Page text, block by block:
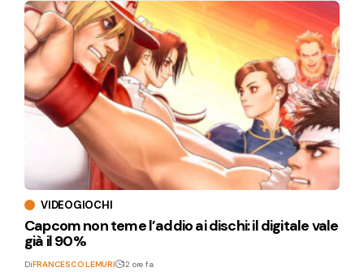
VIDEOGIOCHI
Capcom non teme l’addio ai dischi: il digitale vale
già il 90%
DiFRANCESCO LEMURI 12 ore fa